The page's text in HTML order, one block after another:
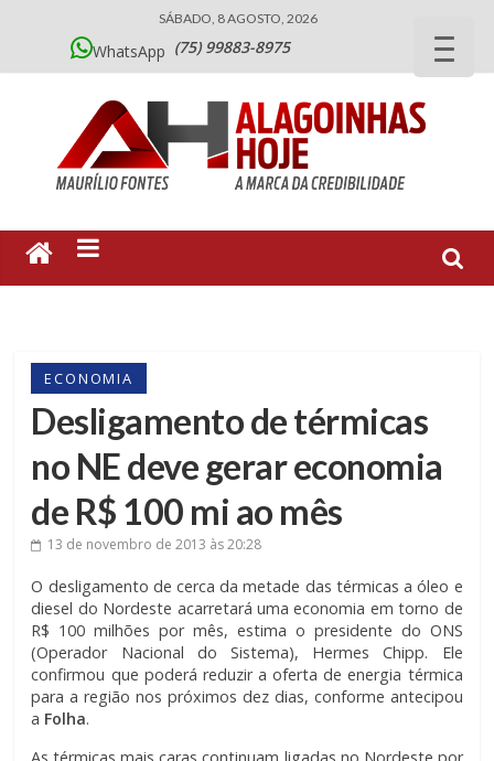
SÁBADO, 8 AGOSTO, 2026
WhatsApp (75) 99883-8975
ECONOMIA
Desligamento de térmicas
no NE deve gerar economia
de R$ 100 mi ao mês
13 de novembro de 2013 às 20:28
O desligamento de cerca da metade das térmicas a óleo e
diesel do Nordeste acarretará uma economia em torno de
R$ 100 milhões por mês, estima o presidente do ONS
(Operador Nacional do Sistema), Hermes Chipp. Ele
confirmou que poderá reduzir a oferta de energia térmica
para a região nos próximos dez dias, conforme antecipou
a Folha.